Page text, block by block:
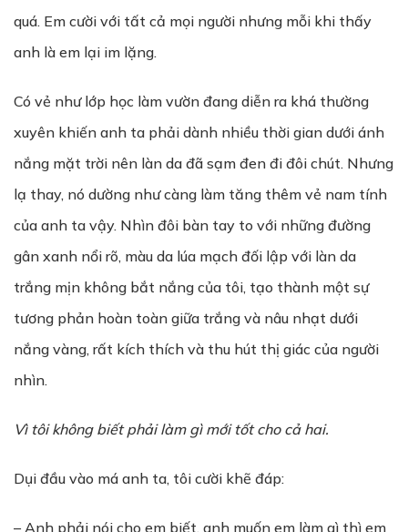
quá. Em cười với tất cả mọi người nhưng mỗi khi thấy
anh là em lại im lặng.
Có vẻ như lớp học làm vườn đang diễn ra khá thường
xuyên khiến anh ta phải dành nhiều thời gian dưới ánh
nắng mặt trời nên làn da đã sạm đen đi đôi chút. Nhưng
lạ thay, nó dường như càng làm tăng thêm vẻ nam tính
của anh ta vậy. Nhìn đôi bàn tay to với những đường
gân xanh nổi rõ, màu da lúa mạch đối lập với làn da
trắng mịn không bắt nắng của tôi, tạo thành một sự
tương phản hoàn toàn giữa trắng và nâu nhạt dưới
nắng vàng, rất kích thích và thu hút thị giác của người
nhìn.
Vì tôi không biết phải làm gì mới tốt cho cả hai.
Dụi đầu vào má anh ta, tôi cười khẽ đáp:
– Anh phải nói cho em biết, anh muốn em làm gì thì em